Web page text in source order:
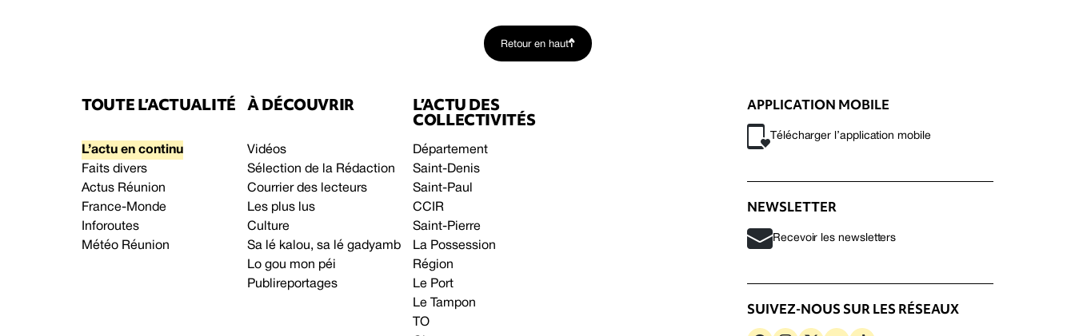
Retour en haut
TOUTE L’ACTUALITÉ
L’actu en continu
Faits divers
Actus Réunion
France-Monde
Inforoutes
Météo Réunion
À DÉCOUVRIR
Vidéos
Sélection de la Rédaction
Courrier des lecteurs
Les plus lus
Culture
Sa lé kalou, sa lé gadyamb
Lo gou mon péi
Publireportages
L’ACTU DES
COLLECTIVITÉS
Département
Saint-Denis
Saint-Paul
CCIR
Saint-Pierre
La Possession
Région
Le Port
Le Tampon
TO
APPLICATION MOBILE
Télécharger l’application mobile
NEWSLETTER
Recevoir les newsletters
SUIVEZ-NOUS SUR LES RÉSEAUX